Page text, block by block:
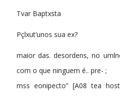
Tvar Baptxsta
Pçlxut’unos sua ex?
maior das. desordens, no
com o que ninguem é.. pre- ;
mss eonipecto” [A08 tea